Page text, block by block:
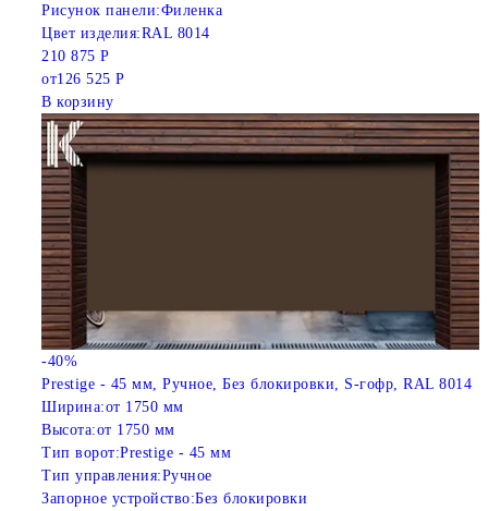
Рисунок панели:Филенка
Цвет изделия:RAL 8014
210 875 Р
от126 525 Р
В корзину
-40%
Prestige - 45 мм, Ручное, Без блокировки, S-гофр, RAL 8014
Ширина:от 1750 мм
Высота:от 1750 мм
Тип ворот:Prestige - 45 мм
Тип управления:Ручное
Запорное устройство:Без блокировки